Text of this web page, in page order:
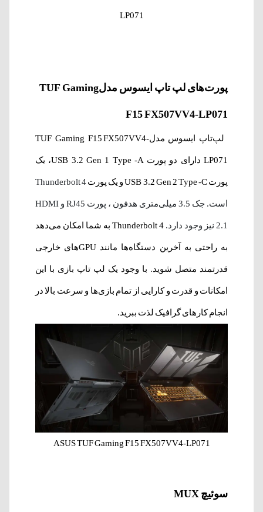
LP071
پورت‌های لپ‌‌ تاپ ایسوس مدلTUF Gaming
F15 FX507VV4-LP071
لپ‌‌تاپ ایسوس مدلTUF Gaming F15 FX507VV4-
LP071 دارای دو پورت USB 3.2 Gen 1 Type -A، یک
پورت USB 3.2 Gen 2 Type -C و یک پورت Thunderbolt 4
است. جک 3.5 میلی‌متری هدفون ، پورت RJ45 و HDMI
2.1 نیز وجود دارد. Thunderbolt 4 به شما امکان می‌دهد
به راحتی به آخرین دستگاه‌ها مانند GPU‌های خارجی
قدرتمند متصل شوید. با وجود یک لپ تاپ بازی با این
امکانات و قدرت و کارایی از تمام بازی‌ها و سرعت بالا در
انجام کارهای گرافیک لذت ببرید.
ASUS TUF Gaming F15 FX507VV4-LP071
سوئیچ MUX